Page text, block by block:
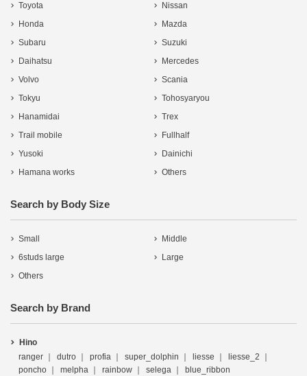
Toyota
Nissan
Honda
Mazda
Subaru
Suzuki
Daihatsu
Mercedes
Volvo
Scania
Tokyu
Tohosyaryou
Hanamidai
Trex
Trail mobile
Fullhalf
Yusoki
Dainichi
Hamana works
Others
Search by Body Size
Small
Middle
6studs large
Large
Others
Search by Brand
Hino
ranger
dutro profia super_dolphin liesse
liesse_2
poncho
melpha rainbow selega blue_ribbon